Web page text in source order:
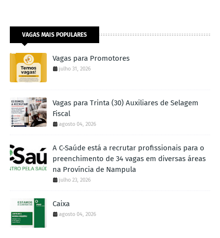
VAGAS MAIS POPULARES
Vagas para Promotores
julho 31, 2026
Vagas para Trinta (30) Auxiliares de Selagem
Fiscal
agosto 04, 2026
A C-Saúde está a recrutar profissionais para o
preenchimento de 34 vagas em diversas áreas
na Província de Nampula
julho 23, 2026
Caixa
agosto 04, 2026